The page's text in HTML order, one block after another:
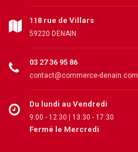
118 rue de Villars
59220 DENAIN
03 27 36 95 86
contact@commerce-denain.com
Du lundi au Vendredi
9:00 - 12:30 | 13:30 - 17:30
Fermé le Mercredi